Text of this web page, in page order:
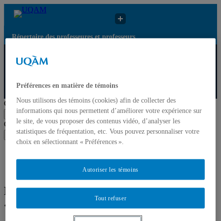
Répertoire des professeures et professeurs
Chercher par nom ou par expertise
Soumettre la recherche
Chercher par nom ou par expertise
Soumettre la recherche
écoles
Mettre à jour votre fiche
Résultats de recherche pour
« Organisation flexible du travail »
Préférences en matière de témoins
Nous utilisons des témoins (cookies) afin de collecter des
informations qui nous permettent d’améliorer votre expérience sur
le site, de vous proposer des contenus vidéo, d’analyser les
statistiques de fréquentation, etc. Vous pouvez personnaliser votre
choix en sélectionnant « Préférences ».
Tout refuser
Autoriser les témoins